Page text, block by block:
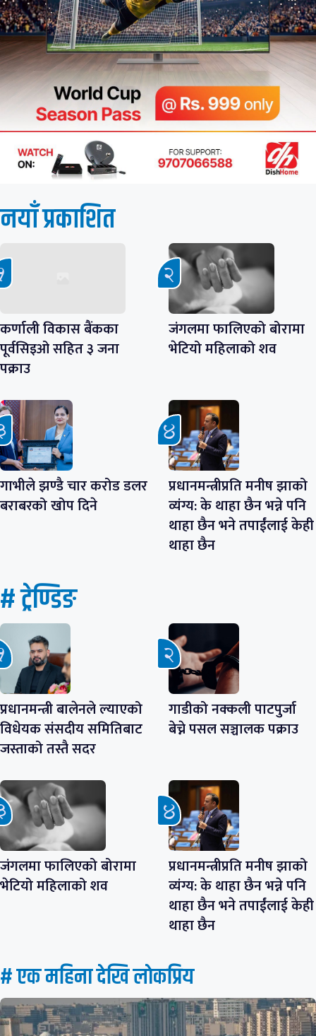
नयाँ प्रकाशित
कर्णाली विकास बैंकका
पूर्वसिइओ सहित ३ जना
पक्राउ
जंगलमा फालिएको बोरामा
भेटियो महिलाको शव
गाभीले झण्डै चार करोड डलर
बराबरको खोप दिने
प्रधानमन्त्रीप्रति मनीष झाको
व्यंग्य: के थाहा छैन भन्ने पनि
थाहा छैन भने तपाईंलाई केही
थाहा छैन
# ट्रेण्डिङ
प्रधानमन्त्री बालेनले ल्याएको
विधेयक संसदीय समितिबाट
जस्ताको तस्तै सदर
गाडीको नक्कली पाटपुर्जा
बेच्ने पसल सञ्चालक पक्राउ
जंगलमा फालिएको बोरामा
भेटियो महिलाको शव
प्रधानमन्त्रीप्रति मनीष झाको
व्यंग्य: के थाहा छैन भन्ने पनि
थाहा छैन भने तपाईंलाई केही
थाहा छैन
# एक महिना देखि लाेकप्रिय